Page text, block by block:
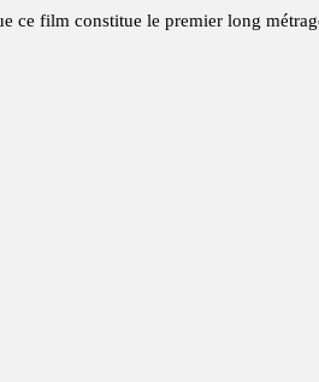
ce film constitue le premier long